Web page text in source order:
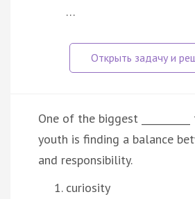
…
One of the biggest
youth is finding a balance
and responsibility.
curiosity